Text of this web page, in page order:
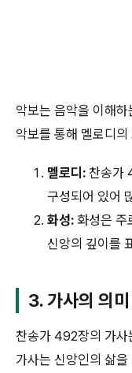
악보는 음악을 이해
악보를 통해 멜로디
멜로디: 찬송가
구성되어 있어
화성: 화성은 주
신앙의 깊이를
3. 가사의 의미
찬송가 492장의 가사
가사는 신앙인의 삶